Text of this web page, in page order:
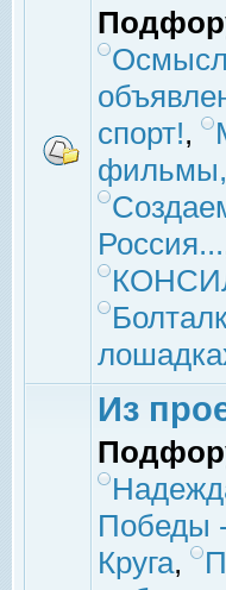
спорт!,
фильмы,
Россия...
Из
Победы
Круга,